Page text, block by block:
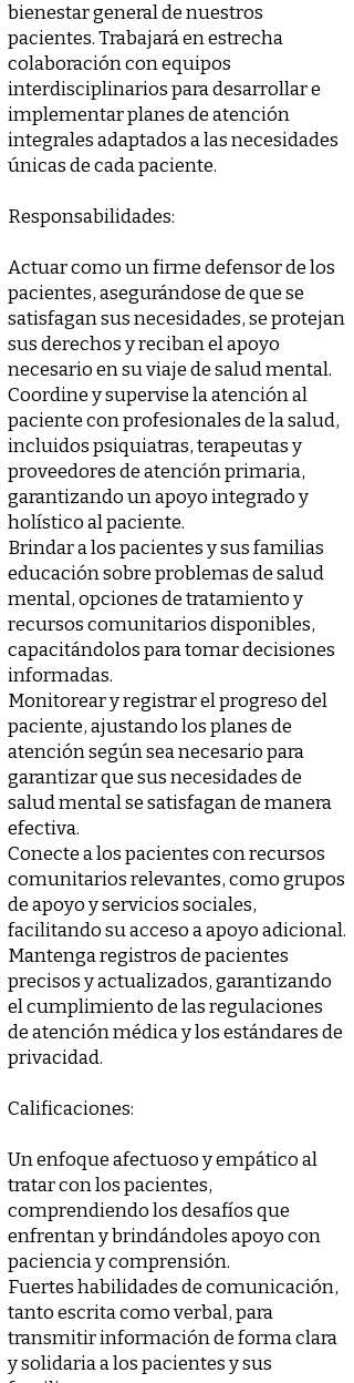
bienestar general de nuestros
pacientes. Trabajará en estrecha
colaboración con equipos
interdisciplinarios para desarrollar e
implementar planes de atención
integrales adaptados a las necesidades
únicas de cada paciente.
Responsabilidades:
Actuar como un firme defensor de los
pacientes, asegurándose de que se
satisfagan sus necesidades, se protejan
sus derechos y reciban el apoyo
necesario en su viaje de salud mental.
Coordine y supervise la atención al
paciente con profesionales de la salud,
incluidos psiquiatras, terapeutas y
proveedores de atención primaria,
garantizando un apoyo integrado y
holístico al paciente.
Brindar a los pacientes y sus familias
educación sobre problemas de salud
mental, opciones de tratamiento y
recursos comunitarios disponibles,
capacitándolos para tomar decisiones
informadas.
Monitorear y registrar el progreso del
paciente, ajustando los planes de
atención según sea necesario para
garantizar que sus necesidades de
salud mental se satisfagan de manera
efectiva.
Conecte a los pacientes con recursos
comunitarios relevantes, como grupos
de apoyo y servicios sociales,
facilitando su acceso a apoyo adicional.
Mantenga registros de pacientes
precisos y actualizados, garantizando
el cumplimiento de las regulaciones
de atención médica y los estándares de
privacidad.
Calificaciones:
Un enfoque afectuoso y empático al
tratar con los pacientes,
comprendiendo los desafíos que
enfrentan y brindándoles apoyo con
paciencia y comprensión.
Fuertes habilidades de comunicación,
tanto escrita como verbal, para
transmitir información de forma clara
y solidaria a los pacientes y sus